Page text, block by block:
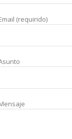
(requirido)